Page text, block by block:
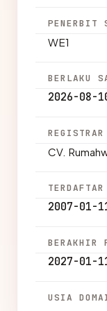
PENERBIT
WE1
BERLAKU
2026-08-
REGISTRAR
CV.
2007-01-
BERAKHIR
2027-01-
USIA